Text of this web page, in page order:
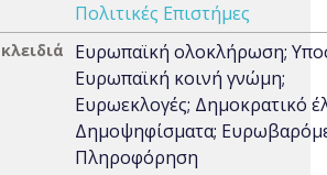
Πολιτικές Επιστήμες
Ευρωπαϊκή ολοκλήρωση;
Ευρωπαϊκή κοινή γνώμη;
Ευρωεκλογές; Δημοκρατικό
Δημοψηφίσματα;
Πληροφόρηση